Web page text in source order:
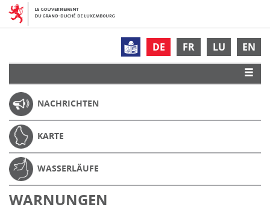
DE FR LU EN
NACHRICHTEN
KARTE
WASSERLÄUFE
WARNUNGEN